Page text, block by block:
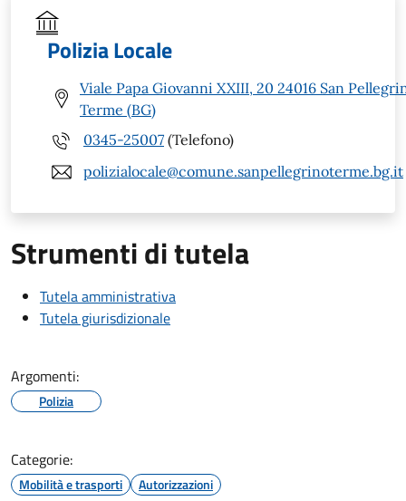
Polizia Locale
Viale Papa Giovanni XXIII, 20 24016 San
Terme (BG)
0345-25007 (Telefono)
polizialocale@comune.sanpellegrinoterme.bg.it
Strumenti di tutela
Tutela amministrativa
Tutela giurisdizionale
Argomenti:
Polizia
Categorie:
Mobilità e trasporti Autorizzazioni